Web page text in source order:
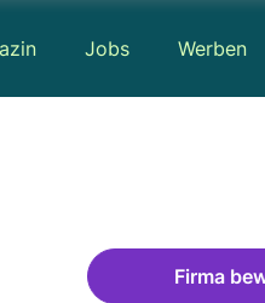
Jobs Werben
Firma